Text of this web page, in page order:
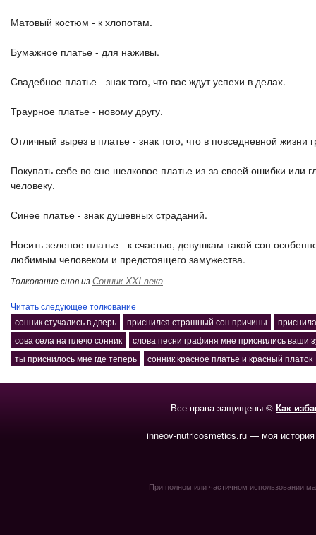
Матовый костюм - к хлопотам.
Бумажное платье - для наживы.
Свадебное платье - знак того, что вас ждут успехи в делах.
Траурное платье - новому другу.
Отличный вырез в платье - знак того, что в повседневной жизни
Покупать себе во сне шелковое платье из-за своей ошибки или
человеку.
Синее платье - знак душевных страданий.
Носить зеленое платье - к счастью, девушкам такой сон
любимым человеком и предстоящего замужества.
Толкование снов изСонник XXI века
Читать следующее толкование
сонник стучались в дверь
приснился страшный сон причины
сова села на плечо сонник
слова песни графиня мне приснились ваши
ты приснилось мне где теперь
сонник красное платье и красный платок
Все права защищены © Как
inneov-nutricosmetics.ru — моя
При полном или частичном использовании